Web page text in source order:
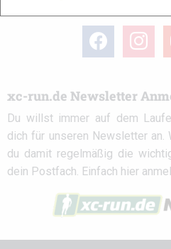
facebook instagram
xc-run.de Newsletter
Du willst immer auf dem
dich für unseren Newsletter an.
du damit regelmäßig die
dein Postfach. Einfach hier